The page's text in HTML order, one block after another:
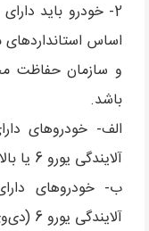
2- خودرو باید
اساس استانداردهای
و سازمان حفاظت
باشد.
الف- خودروهای
آلایندگی یورو 6 یا بالاتر باشند.
ب- خودروهای
آلایندگی یورو 6 (دی‌وی‌اس، DVS) یا بالاتر باشند.